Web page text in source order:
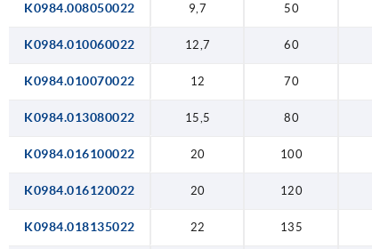
K0984.008050022 9,7 50
K0984.010060022 12,7 60
K0984.010070022 12 70
K0984.013080022 15,5 80
K0984.016100022 20 100
K0984.016120022 20 120
K0984.018135022 22 135